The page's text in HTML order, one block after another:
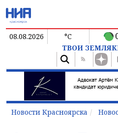
08.08.2026 °C
ТВОИ
Новости Красноярска